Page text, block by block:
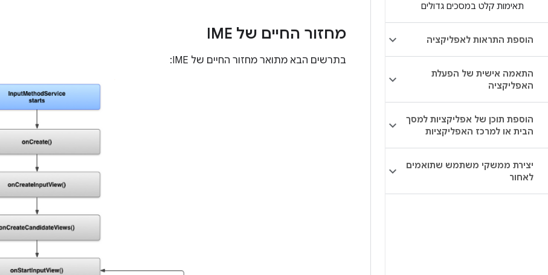
תאימות קלט במסכים גדולים
הוספת התראות לאפליקציה
התאמה אישית של הפעלת
האפליקציה
הוספת תוכן של אפליקציות למסך
הבית או למרכז האפליקציות
יצירת ממשקי משתמש שתואמים
לאחור
מחזור החיים של IME
בתרשים הבא מתואר מחזור החיים של IME: